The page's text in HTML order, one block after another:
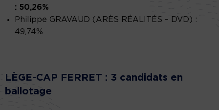
: 50,26%
Philippe GRAVAUD (ARÈS RÉALITÉS – DVD) :
49,74%
LÈGE-CAP FERRET : 3 candidats en
ballotage